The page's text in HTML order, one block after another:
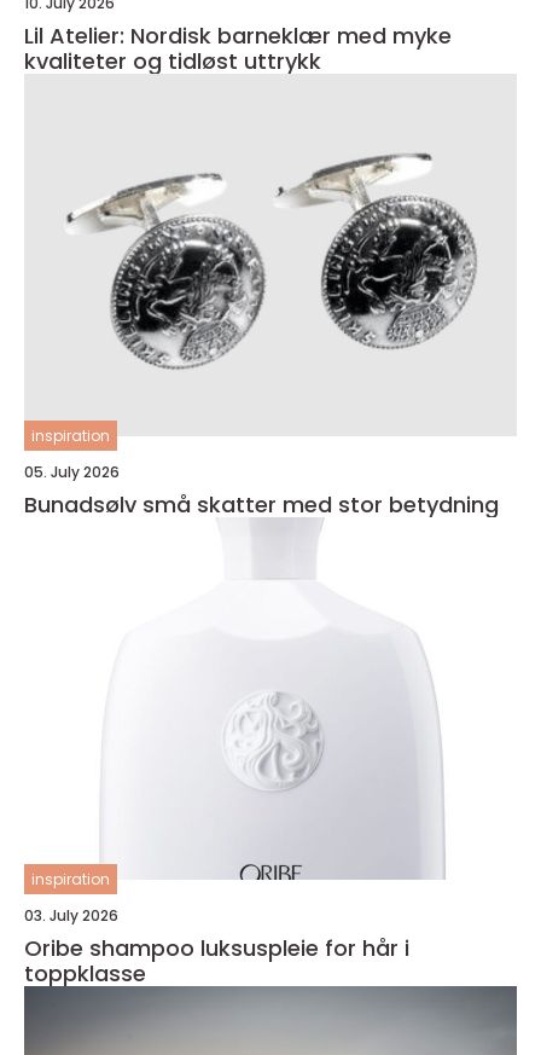
Lil Atelier: Nordisk barneklær med myke
kvaliteter og tidløst uttrykk
inspiration
05. July 2026
Bunadsølv små skatter med stor betydning
inspiration
03. July 2026
Oribe shampoo luksuspleie for hår i
toppklasse